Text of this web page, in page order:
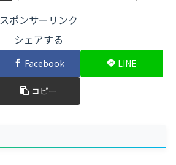
スポンサーリンク
シェアする
Facebook LINE
コピー